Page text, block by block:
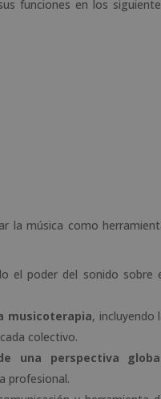
funciones en los
la música como
el poder del sonido sobre
musicoterapia, incluyendo
colectivo.
una perspectiva
profesional.